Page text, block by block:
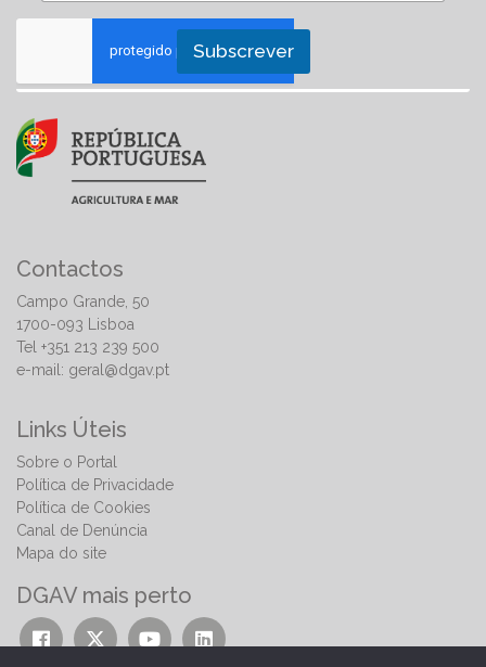
Subscrever
Contactos
Campo Grande, 50
1700-093 Lisboa
Tel +351 213 239 500
e-mail: geral@dgav.pt
Links Úteis
Sobre o Portal
Política de Privacidade
Política de Cookies
Canal de Denúncia
Mapa do site
DGAV mais perto